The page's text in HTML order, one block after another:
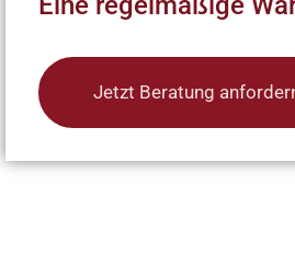
Jetzt Beratung